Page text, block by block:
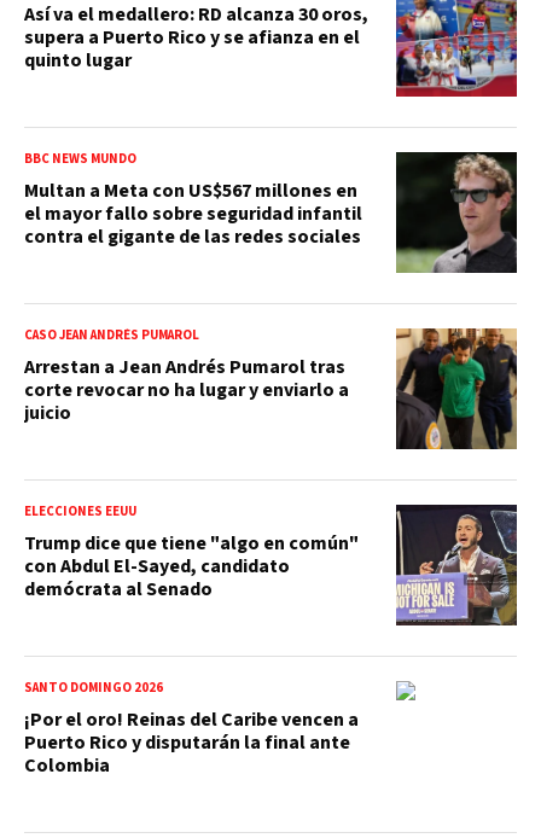
Así va el medallero: RD alcanza 30 oros,
supera a Puerto Rico y se afianza en el
quinto lugar
BBC NEWS MUNDO
Multan a Meta con US$567 millones en
el mayor fallo sobre seguridad infantil
contra el gigante de las redes sociales
CASO JEAN ANDRÉS PUMAROL
Arrestan a Jean Andrés Pumarol tras
corte revocar no ha lugar y enviarlo a
juicio
ELECCIONES EEUU
Trump dice que tiene "algo en común"
con Abdul El-Sayed, candidato
demócrata al Senado
SANTO DOMINGO 2026
¡Por el oro! Reinas del Caribe vencen a
Puerto Rico y disputarán la final ante
Colombia